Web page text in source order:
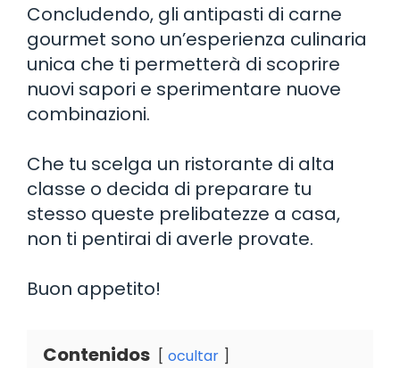
Concludendo, gli antipasti di carne
gourmet sono un’esperienza culinaria
unica che ti permetterà di scoprire
nuovi sapori e sperimentare nuove
combinazioni.
Che tu scelga un ristorante di alta
classe o decida di preparare tu
stesso queste prelibatezze a casa,
non ti pentirai di averle provate.
Buon appetito!
Contenidos ocultar